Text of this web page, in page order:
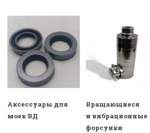
Аксессуары для
моек ВД
Вращающиеся
и вибрационные
форсунки